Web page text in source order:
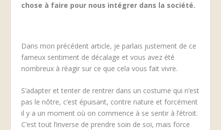
chose à faire pour nous intégrer dans la société.
Dans mon précédent article, je parlais justement de ce
fameux sentiment de décalage et vous avez été
nombreux à réagir sur ce que cela vous fait vivre.
S’adapter et tenter de rentrer dans un costume qui n’est
pas le nôtre, c’est épuisant, contre nature et forcément
il y a un moment où on commence à se sentir à l’étroit.
C’est tout l’inverse de prendre soin de soi, mais force